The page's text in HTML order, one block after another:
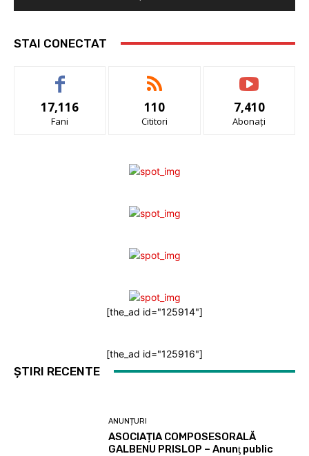
STAI CONECTAT
17,116
Fani
110
Cititori
7,410
Abonați
[the_ad id="125914"]
[the_ad id="125916"]
ȘTIRI RECENTE
ANUNȚURI
ASOCIAȚIA COMPOSESORALĂ
GALBENU PRISLOP – Anunţ public